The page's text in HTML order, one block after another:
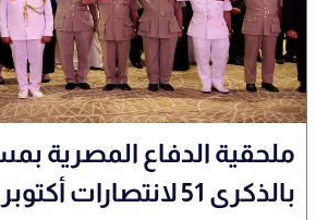
ملحقية الدفاع المصرية
بالذكرى 51 لانتصارات أكتوبر